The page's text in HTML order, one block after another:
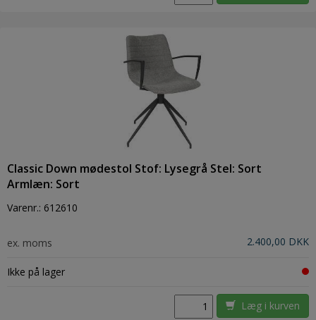
Classic Down mødestol Stof: Lysegrå Stel: Sort
Armlæn: Sort
Varenr.: 612610
ex. moms 2.400,00 DKK
Ikke på lager
Læg i kurven